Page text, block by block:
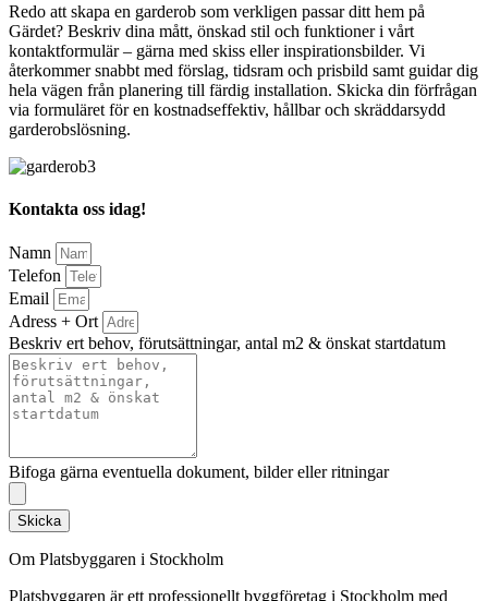
Redo att skapa en garderob som verkligen passar ditt hem på
Gärdet? Beskriv dina mått, önskad stil och funktioner i vårt
kontaktformulär – gärna med skiss eller inspirationsbilder. Vi
återkommer snabbt med förslag, tidsram och prisbild samt guidar dig
hela vägen från planering till färdig installation. Skicka din förfrågan
via formuläret för en kostnadseffektiv, hållbar och skräddarsydd
garderobslösning.
Kontakta oss idag!
Namn
Telefon
Email
Adress + Ort
Beskriv ert behov, förutsättningar, antal m2 & önskat startdatum
Bifoga gärna eventuella dokument, bilder eller ritningar
Skicka
Om Platsbyggaren i Stockholm
Platsbyggaren är ett professionellt byggföretag i Stockholm med